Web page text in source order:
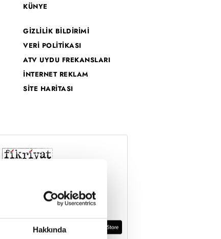
Hakkında
KÜNYE
GİZLİLİK BİLDİRİMİ
VERİ POLİTİKASI
ATV UYDU FREKANSLARI
İNTERNET REKLAM
SİTE HARİTASI